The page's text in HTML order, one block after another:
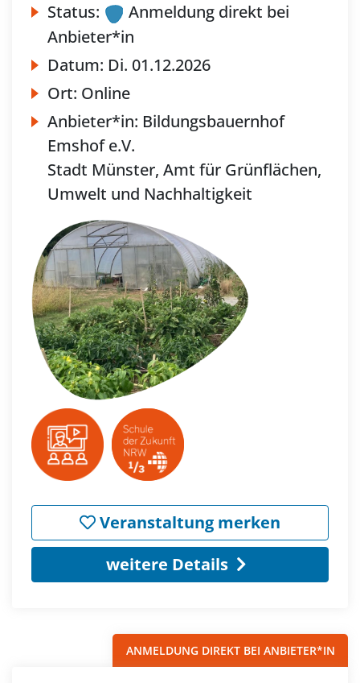
Status:
Anmeldung direkt bei
Anbieter*in
Datum: Di. 01.12.2026
Ort: Online
Anbieter*in: Bildungsbauernhof
Emshof e.V.
Stadt Münster, Amt für Grünflächen,
Umwelt und Nachhaltigkeit
Veranstaltung merken
weitere Details
ANMELDUNG DIREKT BEI ANBIETER*IN